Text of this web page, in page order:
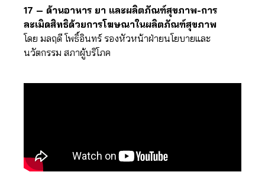
17 – ด้านอาหาร ยา และผลิตภัณฑ์สุขภาพ-การ
ละเมิดสิทธิด้วยการโฆษณาในผลิตภัณฑ์สุขภาพ
โดย มลฤดี โพธิ์อินทร์ รองหัวหน้าฝ่ายนโยบายและ
นวัตกรรม สภาผู้บริโภค